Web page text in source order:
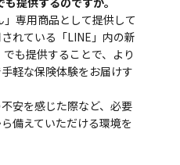
」専用商品として提供して
れている「LINE」内の新
も提供することで、より
軽な保険体験をお届けす
安を感じた際など、必要
備えていただける環境を